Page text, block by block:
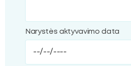
Narystės aktyvavimo data